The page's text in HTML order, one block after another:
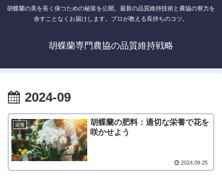
胡蝶蘭の美を長く保つための秘策を公開。最新の品質維持技術と農協の努力を
余すことなくお届けします。プロが教える長持ちのコツ。
胡蝶蘭専門農協の品質維持戦略
2024-09
栄養
胡蝶蘭の肥料：適切な栄養で花を
咲かせよう
2024.09.25